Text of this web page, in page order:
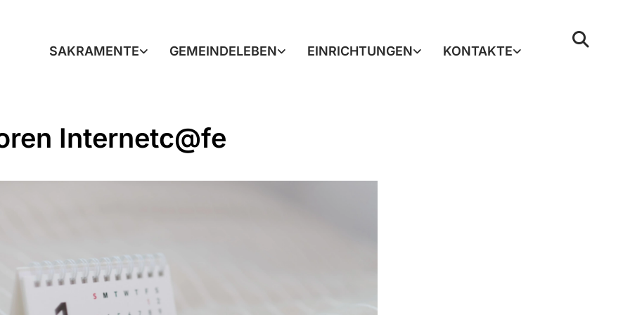
SAKRAMENTE GEMEINDELEBEN EINRICHTUNGEN KONTAKTE
Internetc@fe